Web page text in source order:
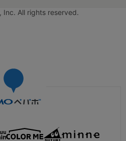
Inc. All rights reserved.